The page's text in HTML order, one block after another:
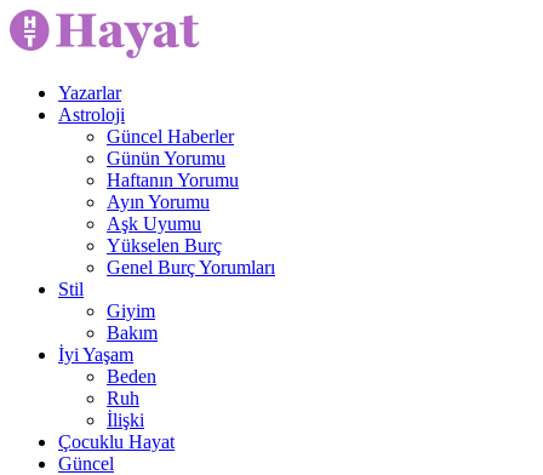
Yazarlar
Astroloji
Güncel Haberler
Günün Yorumu
Haftanın Yorumu
Ayın Yorumu
Aşk Uyumu
Yükselen Burç
Genel Burç Yorumları
Stil
Giyim
Bakım
İyi Yaşam
Beden
Ruh
İlişki
Çocuklu Hayat
Güncel